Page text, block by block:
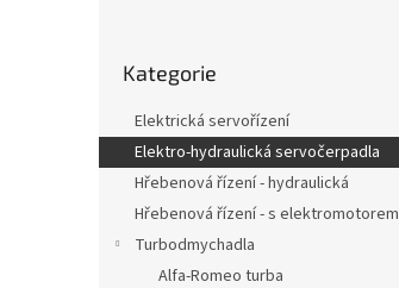
a
n
kategorie
Kategorie
Elektrická servořízení
Elektro-hydraulická servočerpadla
Hřebenová řízení - hydraulická
Hřebenová řízení - s elektromotorem
Turbodmychadla
Alfa-Romeo turba